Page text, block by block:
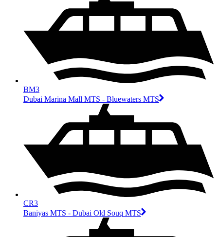
BM3
Dubai Marina Mall MTS - Bluewaters MTS
CR3
Baniyas MTS - Dubai Old Souq MTS